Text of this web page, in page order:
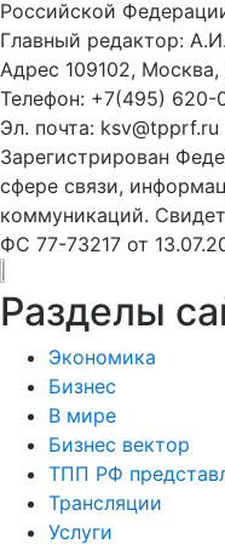
Российской
Главный редактор:
Адрес 109102, Москва,
Телефон: +7(495) 620-
Эл. почта: ksv@tpprf.ru
Зарегистрирован
сфере связи,
коммуникаций.
ФС 77-73217 от
Разделы
Экономика
Бизнес
В мире
Бизнес вектор
ТПП РФ
Трансляции
Услуги